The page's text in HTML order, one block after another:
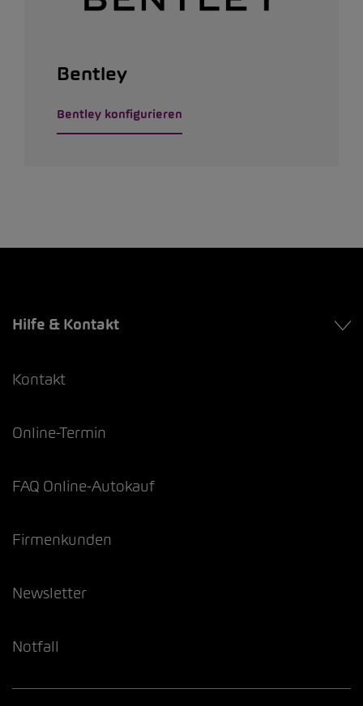
Bentley
Bentley konfigurieren
Hilfe & Kontakt
Kontakt
Online-Termin
FAQ Online-Autokauf
Firmenkunden
Newsletter
Notfall